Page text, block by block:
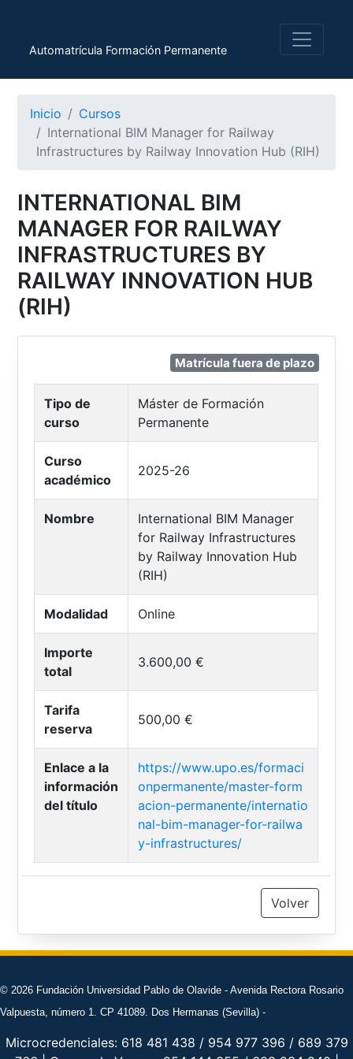
Automatrícula Formación Permanente
Inicio
Cursos
International BIM Manager for Railway
Infrastructures by Railway Innovation Hub (RIH)
INTERNATIONAL BIM
MANAGER FOR RAILWAY
INFRASTRUCTURES BY
RAILWAY INNOVATION HUB
(RIH)
Matrícula fuera de plazo
Tipo de
curso
Máster de Formación
Permanente
Curso
académico
2025-26
Nombre
International BIM Manager
for Railway Infrastructures
by Railway Innovation Hub
(RIH)
Modalidad Online
Importe
total
3.600,00 €
Tarifa
reserva
500,00 €
Enlace a la
información
del título
https://www.upo.es/formaci
onpermanente/master-form
acion-permanente/internatio
nal-bim-manager-for-railwa
y-infrastructures/
Volver
© 2026 Fundación Universidad Pablo de Olavide - Avenida Rectora Rosario
Valpuesta, número 1. CP 41089. Dos Hermanas (Sevilla) -
Microcredenciales: 618 481 438 / 954 977 396 / 689 379